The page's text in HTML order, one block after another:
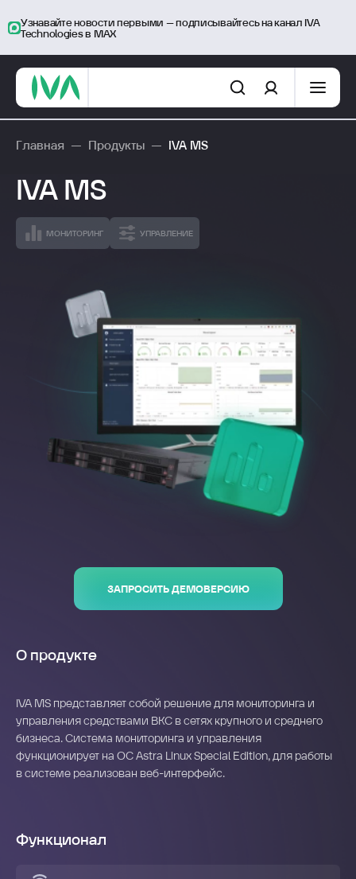
Узнавайте новости первыми – подписывайтесь на канал IVA
Technologies в MAX
Главная — Продукты — IVA MS
IVA MS
МОНИТОРИНГ УПРАВЛЕНИЕ
ЗАПРОСИТЬ ДЕМОВЕРСИЮ
О продукте
IVA MS представляет собой решение для мониторинга и
управления средствами ВКС в сетях крупного и среднего
бизнеса. Система мониторинга и управления
функционирует на OC Astra Linux Special Edition, для работы
в системе реализован веб-интерфейс.
Функционал